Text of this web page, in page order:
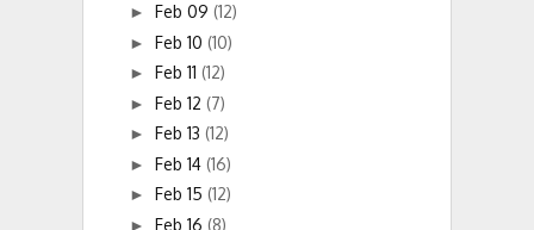
► Feb 09 (12)
► Feb 10 (10)
► Feb 11 (12)
► Feb 12 (7)
► Feb 13 (12)
► Feb 14 (16)
► Feb 15 (12)
► Feb 16 (8)